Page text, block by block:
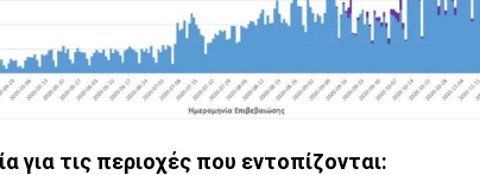
για τις περιοχές που εντοπίζονται: